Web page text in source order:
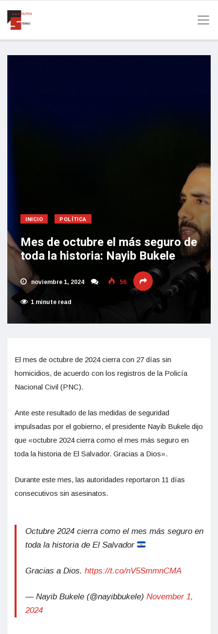
INICIO POLÍTICA
Mes de octubre el más seguro de
toda la historia: Nayib Bukele
noviembre 1, 2024 56
1 minute read
El mes de octubre de 2024 cierra con 27 días sin
homicidios, de acuerdo con los registros de la Policía
Nacional Civil (PNC).
Ante este resultado de las medidas de seguridad
impulsadas por el gobierno, el presidente Nayib Bukele dijo
que «octubre 2024 cierra como el mes más seguro en
toda la historia de El Salvador. Gracias a Dios».
Durante este mes, las autoridades reportaron 11 días
consecutivos sin asesinatos.
Octubre 2024 cierra como el mes más seguro en
toda la historia de El Salvador
Gracias a Dios. https://t.co/nV5SmmnCMA
— Nayib Bukele (@nayibbukele) November 1,
2024